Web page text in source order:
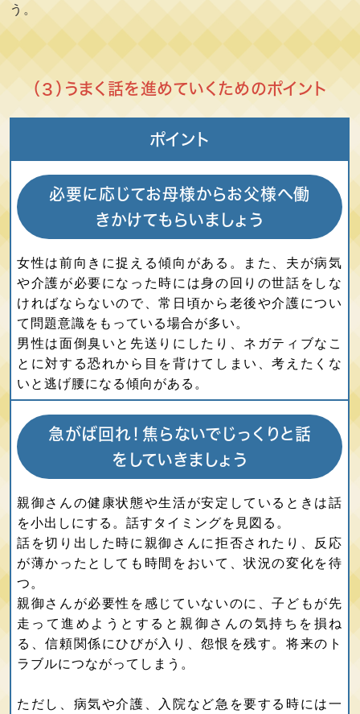
う。
（３）うまく話を進めていくためのポイント
ポイント
必要に応じてお母様からお父様へ働
きかけてもらいましょう
女性は前向きに捉える傾向がある。また、夫が病気
や介護が必要になった時には身の回りの世話をしな
ければならないので、常日頃から老後や介護につい
て問題意識をもっている場合が多い。
男性は面倒臭いと先送りにしたり、ネガティブなこ
とに対する恐れから目を背けてしまい、考えたくな
いと逃げ腰になる傾向がある。
急がば回れ！焦らないでじっくりと話
をしていきましょう
親御さんの健康状態や生活が安定しているときは話
を小出しにする。話すタイミングを見図る。
話を切り出した時に親御さんに拒否されたり、反応
が薄かったとしても時間をおいて、状況の変化を待
つ。
親御さんが必要性を感じていないのに、子どもが先
走って進めようとすると親御さんの気持ちを損ね
る、信頼関係にひびが入り、怨恨を残す。将来のト
ラブルにつながってしまう。
ただし、病気や介護、入院など急を要する時には一